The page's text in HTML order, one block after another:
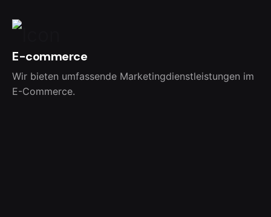
E-commerce
Wir bieten umfassende Marketingdienstleistungen im
E-Commerce.